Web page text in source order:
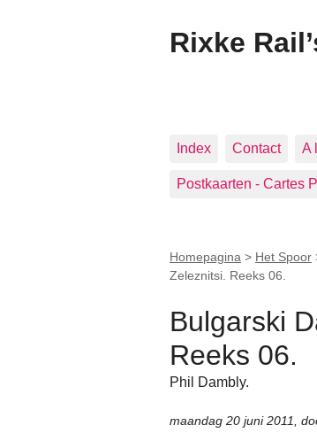
Rixke
Index Contact A
Postkaarten - Cartes
Homepagina > Het Spoor
Zeleznitsi. Reeks 06.
Bulgarski
Reeks 06.
Phil Dambly.
maandag 20 juni 2011